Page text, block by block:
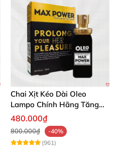
Chai Xịt Kéo Dài Oleo
Lampo Chính Hãng Tăng
Cường Sức Mạnh Nam
480.000₫
800.000₫
-40%
(961)